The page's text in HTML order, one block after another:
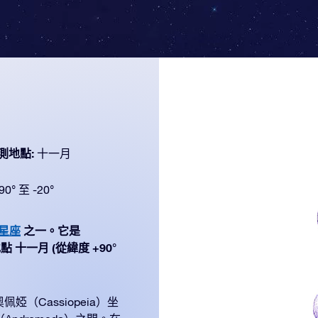
地點: 十一月
至 -20°
座 之一。它是
十一月 (從緯度 +90°
佩婭（Cassiopeia）坐